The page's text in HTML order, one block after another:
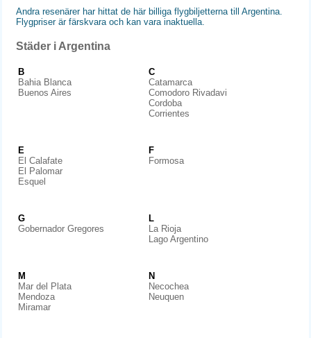
Andra resenärer har hittat de här billiga flygbiljetterna till Argentina.
Flygpriser är färskvara och kan vara inaktuella.
Städer i Argentina
B
Bahia Blanca
Buenos Aires
C
Catamarca
Comodoro Rivadavi
Cordoba
Corrientes
E
El Calafate
El Palomar
Esquel
F
Formosa
G
Gobernador Gregores
L
La Rioja
Lago Argentino
M
Mar del Plata
Mendoza
Miramar
N
Necochea
Neuquen